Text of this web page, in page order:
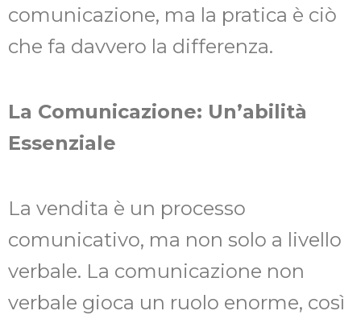
comunicazione, ma la pratica è ciò
che fa davvero la differenza.
La Comunicazione: Un’abilità
Essenziale
La vendita è un processo
comunicativo, ma non solo a livello
verbale. La comunicazione non
verbale gioca un ruolo enorme, così